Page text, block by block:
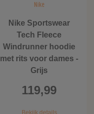
Nike
Nike Sportswear
Tech Fleece
Windrunner hoodie
met rits voor dames -
Grijs
119,99
Bekijk details